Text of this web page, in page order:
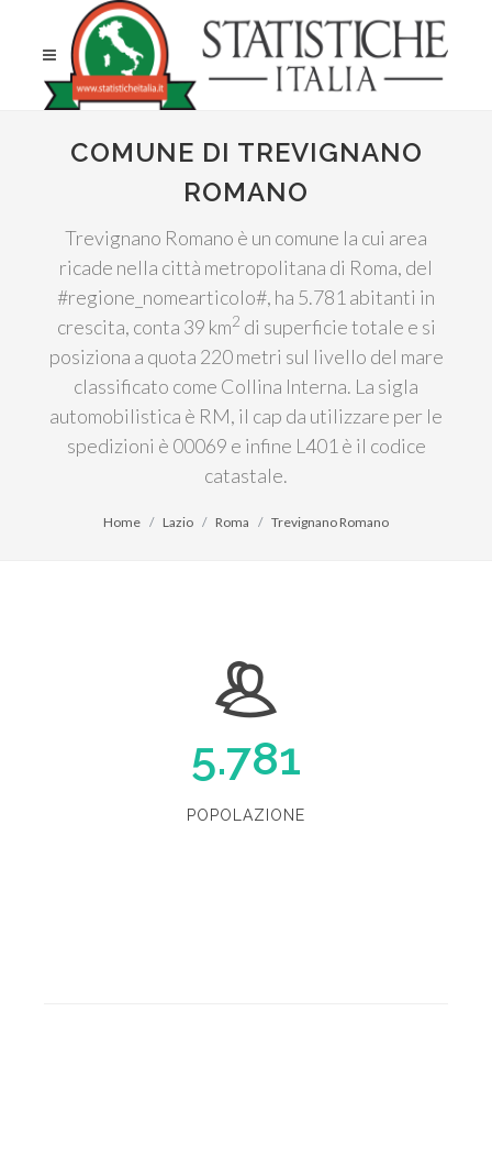
COMUNE DI TREVIGNANO
ROMANO
Trevignano Romano è un comune la cui area
ricade nella città metropolitana di Roma, del
#regione_nomearticolo#, ha 5.781 abitanti in
crescita, conta 39 km2 di superficie totale e si
posiziona a quota 220 metri sul livello del mare
classificato come Collina Interna. La sigla
automobilistica è RM, il cap da utilizzare per le
spedizioni è 00069 e infine L401 è il codice
catastale.
Home Lazio Roma Trevignano Romano
5.781
POPOLAZIONE